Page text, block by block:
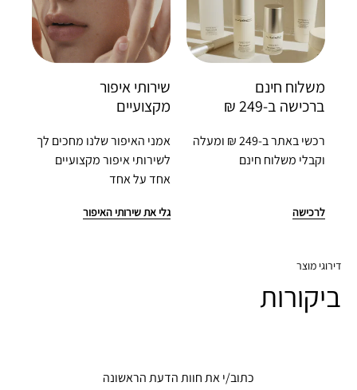
משלוח חינם
ברכישה ב-249 ₪
רכשי באתר ב-249 ₪ ומעלה
וקבלי משלוח חינם
לרכישה
שירותי איפור
מקצועיים
אמני האיפור שלנו מחכים לך
לשירותי איפור מקצועיים
אחד על אחד
גלי את שירותי האיפור
דירוגי מוצר
ביקורות
כתוב/י את חוות הדעת הראשונה